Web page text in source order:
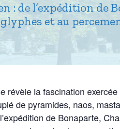
: de l’expédition de
et au
révèle la fascination
de pyramides, naos,
de Bonaparte,